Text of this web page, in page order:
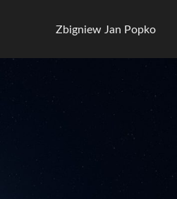
Zbigniew Jan Popko